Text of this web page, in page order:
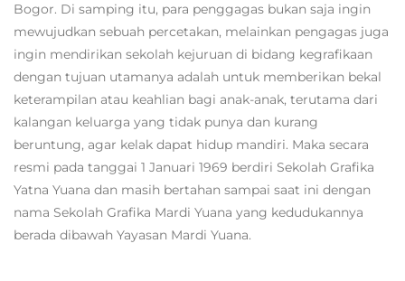
Bogor. Di samping itu, para penggagas bukan saja ingin
mewujudkan sebuah percetakan, melainkan pengagas juga
ingin mendirikan sekolah kejuruan di bidang kegrafikaan
dengan tujuan utamanya adalah untuk memberikan bekal
keterampilan atau keahlian bagi anak-anak, terutama dari
kalangan keluarga yang tidak punya dan kurang
beruntung, agar kelak dapat hidup mandiri. Maka secara
resmi pada tanggai 1 Januari 1969 berdiri Sekolah Grafika
Yatna Yuana dan masih bertahan sampai saat ini dengan
nama Sekolah Grafika Mardi Yuana yang kedudukannya
berada dibawah Yayasan Mardi Yuana.